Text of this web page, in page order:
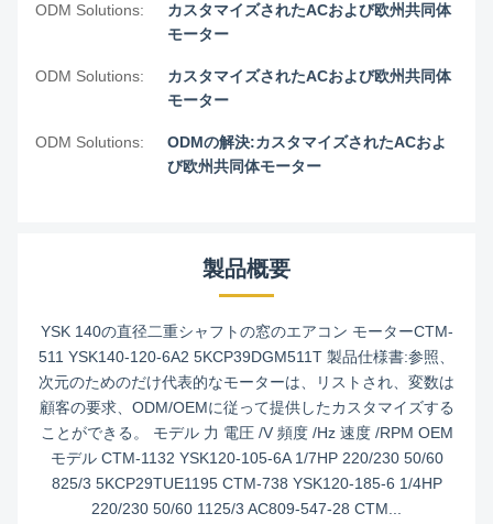
ODM Solutions:
カスタマイズされたACおよび欧州共同体
モーター
ODM Solutions:
カスタマイズされたACおよび欧州共同体
モーター
ODM Solutions:
ODMの解決:カスタマイズされたACおよ
び欧州共同体モーター
製品概要
YSK 140の直径二重シャフトの窓のエアコン モーターCTM-
511 YSK140-120-6A2 5KCP39DGM511T 製品仕様書:参照、
次元のためのだけ代表的なモーターは、リストされ、変数は
顧客の要求、ODM/OEMに従って提供したカスタマイズする
ことができる。 モデル 力 電圧 /V 頻度 /Hz 速度 /RPM OEM
モデル CTM-1132 YSK120-105-6A 1/7HP 220/230 50/60
825/3 5KCP29TUE1195 CTM-738 YSK120-185-6 1/4HP
220/230 50/60 1125/3 AC809-547-28 CTM...